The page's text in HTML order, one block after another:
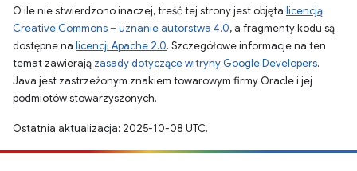
O ile nie stwierdzono inaczej, treść tej strony jest objęta licencją
Creative Commons – uznanie autorstwa 4.0, a fragmenty kodu są
dostępne na licencji Apache 2.0. Szczegółowe informacje na ten
temat zawierają zasady dotyczące witryny Google Developers.
Java jest zastrzeżonym znakiem towarowym firmy Oracle i jej
podmiotów stowarzyszonych.
Ostatnia aktualizacja: 2025-10-08 UTC.